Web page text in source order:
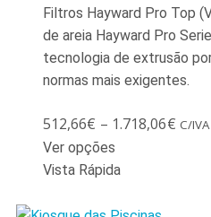
Filtros Hayward Pro Top
de areia Hayward Pro
tecnologia de extrusão
normas mais exigentes.
512,66€ – 1.718,06€ C/IVA
Ver opções
Vista Rápida